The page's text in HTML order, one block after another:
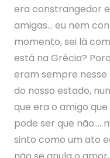
era constrangedor
amigas… eu nem
momento, sei lá
está na Grécia?
eram sempre
do nosso estado,
que era o amigo
pode ser que não….
sinto como um ato